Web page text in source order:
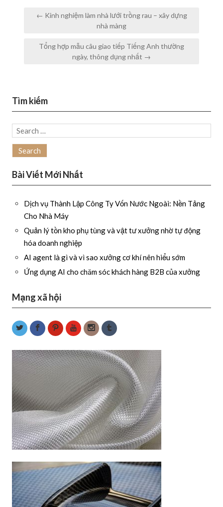
Post← Kinh nghiệm làm nhà lưới trồng rau – xây dựng
nhà màng
Tổng hợp mẫu câu giao tiếp Tiếng Anh thường
ngày, thông dụng nhất →
Tìm kiếm
Search
for:
Bài Viết Mới Nhất
Dịch vụ Thành Lập Công Ty Vốn Nước Ngoài: Nền Tảng
Cho Nhà Máy
Quản lý tồn kho phụ tùng và vật tư xưởng nhờ tự động
hóa doanh nghiệp
AI agent là gì và vì sao xưởng cơ khí nên hiểu sớm
Ứng dụng AI cho chăm sóc khách hàng B2B của xưởng
Mạng xã hội